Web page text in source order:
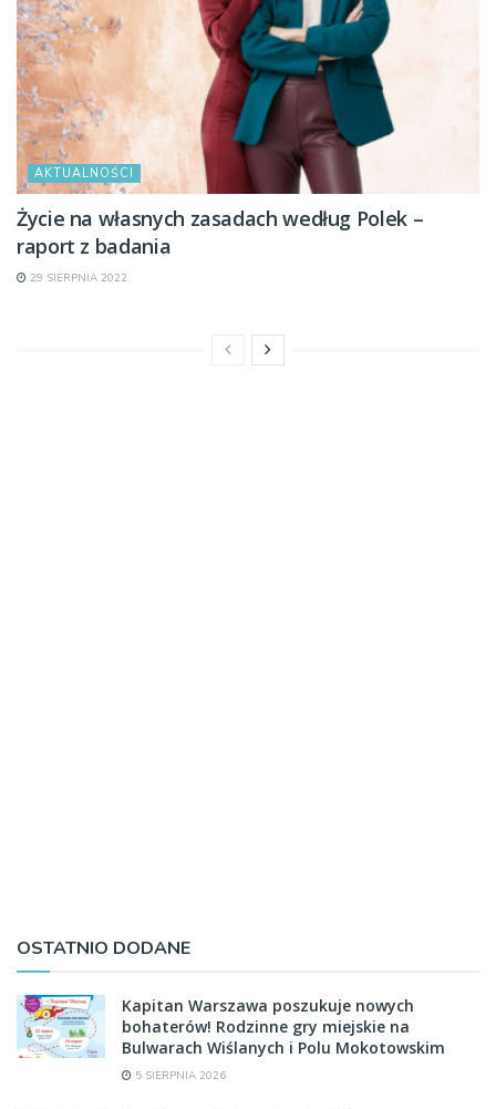
AKTUALNOŚCI
Życie na własnych zasadach według Polek –
raport z badania
29 SIERPNIA 2022
OSTATNIO DODANE
Kapitan Warszawa poszukuje nowych
bohaterów! Rodzinne gry miejskie na
Bulwarach Wiślanych i Polu Mokotowskim
5 SIERPNIA 2026